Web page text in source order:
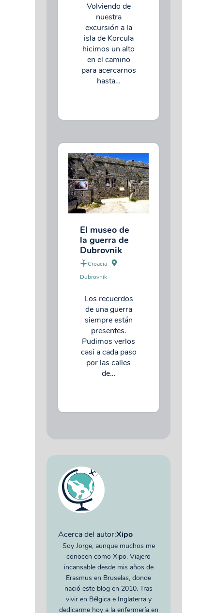
Volviendo de
nuestra
excursión a la
isla de Korcula
hicimos un alto
en el camino
para acercarnos
hasta…
El museo de
la guerra de
Dubrovnik
Croacia
Dubrovnik
Los recuerdos
de una guerra
siempre están
presentes.
Pudimos verlos
casi a cada paso
por las calles
de…
Acerca del autor:Xipo
Soy Jorge, aunque muchos me
conocen como Xipo. Viajero
incansable desde mis años de
Erasmus en Bruselas, donde
nació este blog en 2010. Tras
vivir en Bélgica e Inglaterra y
dedicarme hoy a la enfermería en